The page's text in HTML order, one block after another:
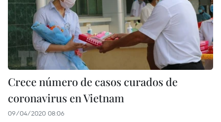
Crece número de casos curados de
coronavirus en Vietnam
09/04/2020 08:06